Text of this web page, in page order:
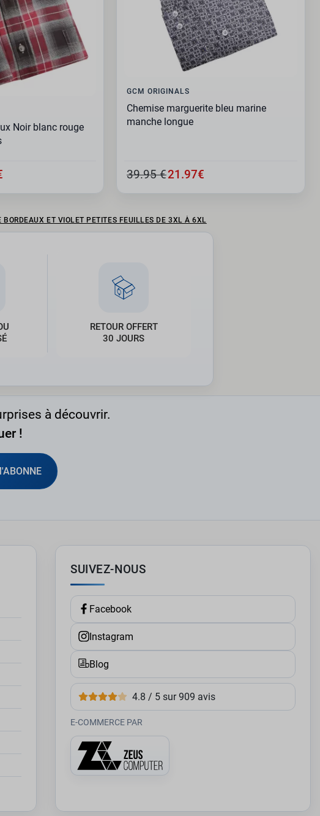
Noir blanc rouge
GCM ORIGINALS
Chemise marguerite bleu marine
manche longue
39.95 €21.97€
ET VIOLET PETITES FEUILLES DE 3XL À 6XL
RETOUR OFFERT
30 JOURS
à découvrir.
!
SUIVEZ-NOUS
Facebook
Instagram
Blog
4.8 / 5 sur 909 avis
E-COMMERCE PAR